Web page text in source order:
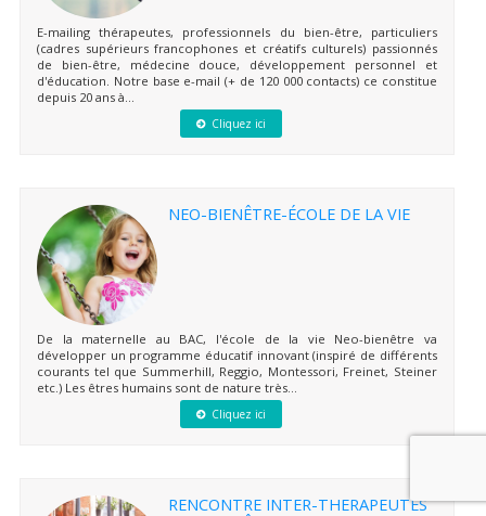
E-mailing thérapeutes, professionnels du bien-être, particuliers
(cadres supérieurs francophones et créatifs culturels) passionnés
de bien-être, médecine douce, développement personnel et
d'éducation. Notre base e-mail (+ de 120 000 contacts) ce constitue
depuis 20 ans à...
Cliquez ici
NEO-BIENÊTRE-ÉCOLE DE LA VIE
De la maternelle au BAC, l'école de la vie Neo-bienêtre va
développer un programme éducatif innovant (inspiré de différents
courants tel que Summerhill, Reggio, Montessori, Freinet, Steiner
etc.) Les êtres humains sont de nature très...
Cliquez ici
RENCONTRE INTER-THERAPEUTES